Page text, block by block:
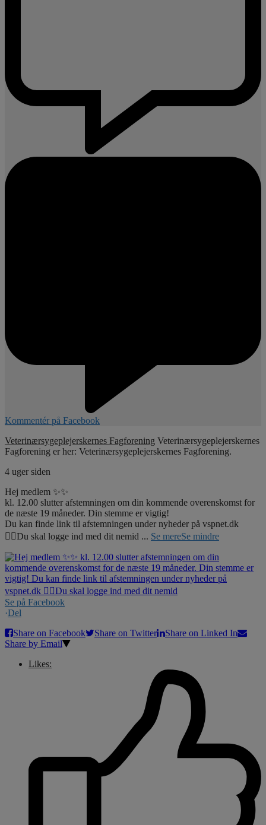
Kommentér på Facebook
Veterinærsygeplejerskernes Fagforening Veterinærsygeplejerskernes
Fagforening er her: Veterinærsygeplejerskernes Fagforening.
4 uger siden
Hej medlem ✨✨
kl. 12.00 slutter afstemningen om din kommende overenskomst for
de næste 19 måneder. Din stemme er vigtig!
Du kan finde link til afstemningen under nyheder på vspnet.dk
☝🏼Du skal logge ind med dit nemid ... Se mereSe mindre
Se på Facebook
·Del
Share on Facebook
Share on Twitter
Share on Linked In
Share by Email
Likes: